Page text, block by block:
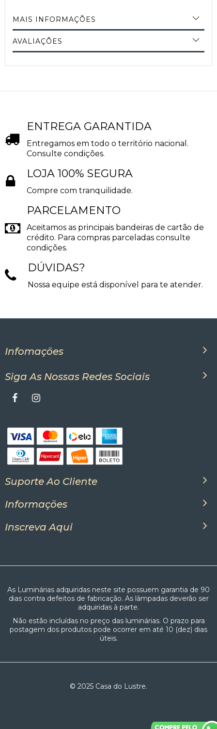
MAIS INFORMAÇÕES
AVALIAÇÕES
ENTREGA GARANTIDA
Entregamos em todo o território nacional.
Consulte condições.
LOJA 100% SEGURA
Compre com tranquilidade.
PARCELAMENTO
Aceitamos as principais bandeiras de cartão de
crédito. Para compras parceladas consulte
condições.
DÚVIDAS?
Nossa equipe está disponível para te atender.
Infomações
Siga As Nossas Redes Sociais
Suporte Ao Cliente
Informações
Inscreva Aqui
As Luminárias adquiridas neste site possuem garantia de 90
dias contra defeitos de fabricação. As lâmpadas deverão ser
adquiridas à parte.
Não estão incluídas no preço das luminárias. O prazo para
postagem dos produtos pode ocorrer em até 10 (dez) dias
úteis.
© 2025 Casa do Lustre.